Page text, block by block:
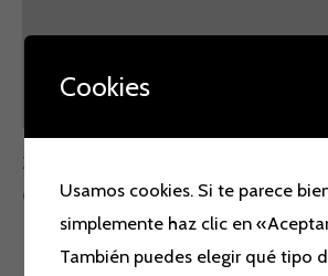
Valoraciones (0)
Zapatos de piel y rejilla Dibia.
Color nude.
Cookies
Usamos cookies. Si te parece
simplemente haz clic en
También puedes elegir qué tipo